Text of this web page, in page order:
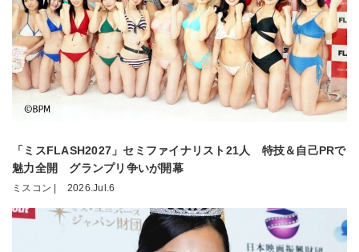
「ミスFLASH2027」セミファイナリスト21人 特技＆自己PRで
魅力全開 グランプリ争いが開幕
ミスコン | 2026.Jul.6